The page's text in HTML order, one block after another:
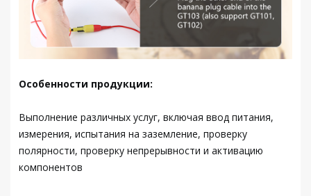
Особенности продукции:
Выполнение различных услуг, включая ввод питания,
измерения, испытания на заземление, проверку
полярности, проверку непрерывности и активацию
компонентов